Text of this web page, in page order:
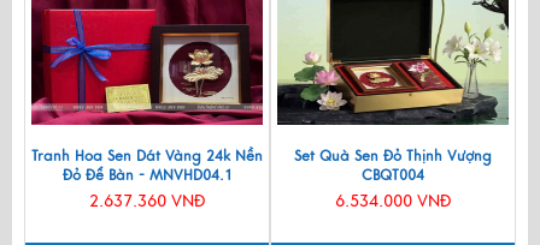
Tranh Hoa Sen Dát Vàng 24k Nền
Đỏ Để Bàn - MNVHD04.1
2.637.360 VNĐ
Set Quà Sen Đỏ Thịnh Vượng
CBQT004
6.534.000 VNĐ